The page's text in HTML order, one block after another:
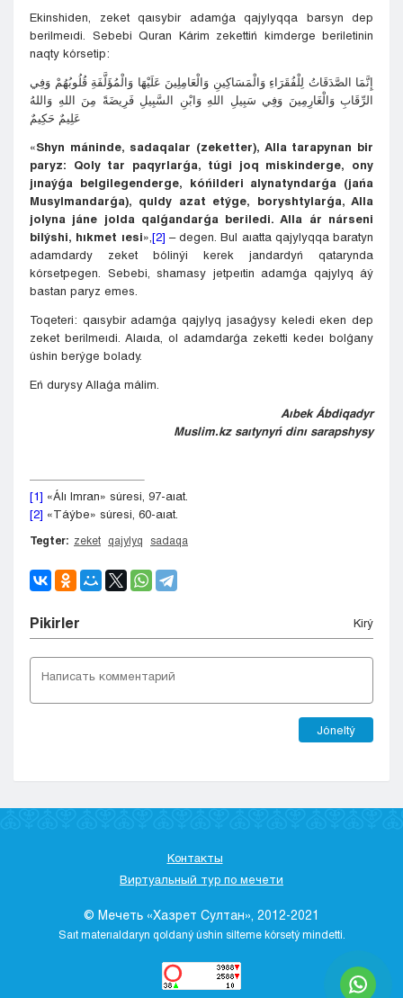
Ekinshiden, zeket qaısybir adamǵa qajylyqqa barsyn dep
berilmeıdi. Sebebi Quran Kárim zekettiń kimderge beriletinin
naqty kórsetip:
إِنَّمَا الصَّدَقَاتُ لِلْفُقَرَاءِ وَالْمَسَاكِينِ وَالْعَامِلِينَ عَلَيْهَا وَالْمُؤَلَّفَةِ قُلُوبُهُمْ وَفِي
الرِّقَابِ وَالْغَارِمِينَ وَفِي سَبِيلِ اللهِ وَابْنِ السَّبِيلِ فَرِيضَةً مِنَ اللهِ وَاللهُ
عَلِيمٌ حَكِيمٌ
«Shyn máninde, sadaqalar (zeketter), Alla tarapynan bir
paryz: Qoly tar paqyrlarǵa, túgi joq miskinderge, ony
jınaýǵa belgilegenderge, kóńilderi alynatyndarǵa (jańa
Musylmandarǵa), quldy azat etýge, boryshtylarǵa, Alla
jolyna jáne jolda qalǵandarǵa beriledi. Alla ár nárseni
bilýshi, hıkmet ıesi», [2] – degen. Bul aıatta qajylyqqa baratyn
adamdardy zeket bólinýi kerek jandardyń qatarynda
kórsetpegen. Sebebi, shamasy jetpeıtin adamǵa qajylyq áý
bastan paryz emes.
Toqeteri: qaısybir adamǵa qajylyq jasaǵysy keledi eken dep
zeket berilmeıdi. Alaıda, ol adamdarǵa zeketti kedeı bolǵany
úshin berýge bolady.
Eń durysy Allaǵa málim.
Aıbek Ábdiqadyr
Muslim.kz saıtynyń dinı sarapshysy
[1] «Álı Imran» súresi, 97-aıat.
[2] «Táýbe» súresi, 60-aıat.
Tegter: zeket qajylyq sadaqa
Pіkіrler Kіrý
Jóneltý
Контакты
Виртуальный тур по мечети
© Мечеть «Хазрет Султан», 2012-2021
Saıt materıaldaryn qoldaný úshіn sіlteme kórsetý mіndettі.